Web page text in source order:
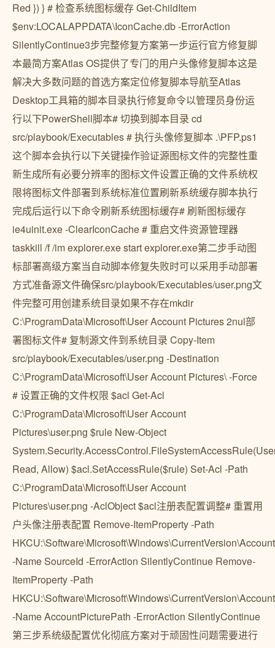
Red }) } # 检查系统图标缓存 Get-ChildItem
$env:LOCALAPPDATA\IconCache.db -ErrorAction
SilentlyContinue3步完整修复方案第一步运行官方修复脚
本最简方案Atlas OS提供了专门的用户头像修复脚本这是
解决大多数问题的首选方案定位修复脚本导航至Atlas
Desktop工具箱的脚本目录执行修复命令以管理员身份运
行以下PowerShell脚本# 切换到脚本目录 cd
src/playbook/Executables # 执行头像修复脚本 .\PFP.ps1
这个脚本会执行以下关键操作验证源图标文件的完整性重
新生成所有必要分辨率的图标文件设置正确的文件系统权
限将图标文件部署到系统标准位置刷新系统缓存脚本执行
完成后运行以下命令刷新系统图标缓存# 刷新图标缓存
ie4uinit.exe -ClearIconCache # 重启文件资源管理器
taskkill /f /im explorer.exe start explorer.exe第二步手动图
标部署高级方案当自动脚本修复失败时可以采用手动部署
方式准备源文件确保src/playbook/Executables/user.png文
件完整可用创建系统目录如果不存在mkdir
C:\ProgramData\Microsoft\User Account Pictures 2nul部
署图标文件# 复制源文件到系统目录 Copy-Item
src/playbook/Executables/user.png -Destination
C:\ProgramData\Microsoft\User Account Pictures\ -Force
# 设置正确的文件权限 $acl Get-Acl
C:\ProgramData\Microsoft\User Account
Pictures\user.png $rule New-Object
Read, Allow) $acl.SetAccessRule($rule) Set-Acl -Path
C:\ProgramData\Microsoft\User Account
Pictures\user.png -AclObject $acl注册表配置调整# 重置用
户头像注册表配置 Remove-ItemProperty -Path
-Name SourceId -ErrorAction SilentlyContinue Remove-
ItemProperty -Path
-Name AccountPicturePath -ErrorAction SilentlyContinue
第三步系统级配置优化彻底方案对于顽固性问题需要进行